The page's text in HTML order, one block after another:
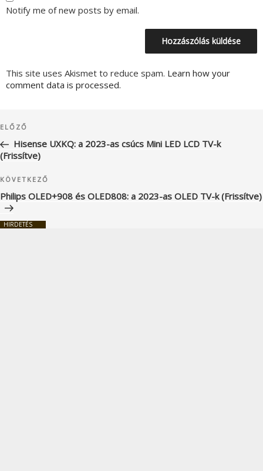
Notify me of new posts by email.
This site uses Akismet to reduce spam. Learn how your
comment data is processed.
navigáció
Korábbi
bejegyzés
ELŐZŐ
Hisense UXKQ: a 2023-as csúcs Mini LED LCD TV-k
(Frissítve)
Következő
bejegyzés
KÖVETKEZŐ
Philips OLED+908 és OLED808: a 2023-as OLED TV-k (Frissítve)
HIRDETÉS